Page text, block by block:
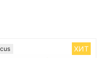
ХИТ